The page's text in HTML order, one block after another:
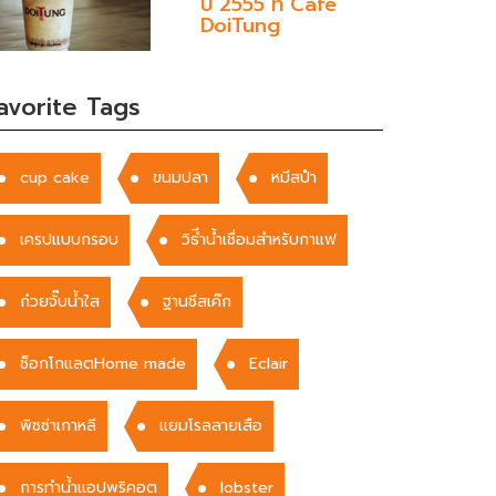
DoiTung
Tags
cup cake ขนมปลา หมีสปำ
เครปแบบกรอบ วิธีำน้ำเชื่อมสำหรับกาแฟ
ก๋วยจั๊บน้ำใส ฐานชีสเค๊ก
ช็อกโกแลตHome made Eclair
พิซซ่าเกาหลี แยมโรลลายเสือ
การทำน้ำแอปพริคอต lobster